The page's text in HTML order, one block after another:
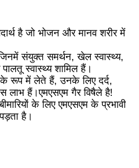
है जो भोजन और मानव शरीर में
संयुक्त समर्थन, खेल स्वास्थ्य,
पालतू स्वास्थ्य शामिल हैं।
के रूप में लेते हैं, उनके लिए दर्द,
लाभ हैं।एमएसएम गैर विषैले है!
के लिए एमएसएम के प्रभावी
है।